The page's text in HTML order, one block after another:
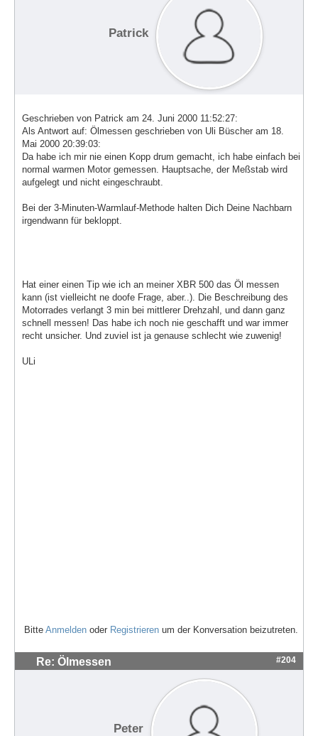
Patrick
Geschrieben von Patrick am 24. Juni 2000 11:52:27:
Als Antwort auf: Ölmessen geschrieben von Uli Büscher am 18.
Mai 2000 20:39:03:
Da habe ich mir nie einen Kopp drum gemacht, ich habe einfach bei
normal warmen Motor gemessen. Hauptsache, der Meßstab wird
aufgelegt und nicht eingeschraubt.
Bei der 3-Minuten-Warmlauf-Methode halten Dich Deine Nachbarn
irgendwann für bekloppt.
Hat einer einen Tip wie ich an meiner XBR 500 das Öl messen
kann (ist vielleicht ne doofe Frage, aber..). Die Beschreibung des
Motorrades verlangt 3 min bei mittlerer Drehzahl, und dann ganz
schnell messen! Das habe ich noch nie geschafft und war immer
recht unsicher. Und zuviel ist ja genause schlecht wie zuwenig!
ULi
Bitte Anmelden oder Registrieren um der Konversation beizutreten.
Re: Ölmessen #204
Peter